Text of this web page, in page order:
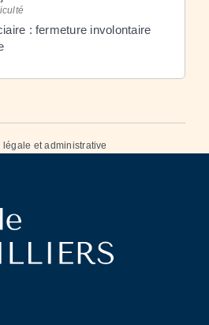
: fermeture involontaire
et administrative